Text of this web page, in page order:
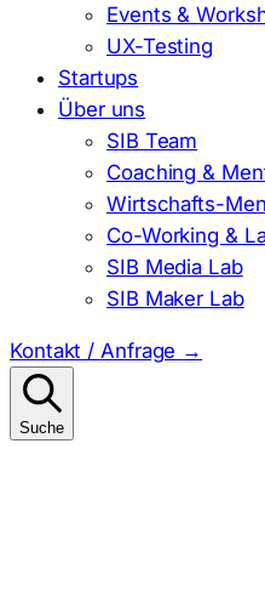
Events &
UX-Testing
Startups
Über uns
SIB Team
Coaching &
Wirtschafts-
Co-Working &
SIB Media Lab
SIB Maker Lab
Kontakt / Anfrage →
Suche